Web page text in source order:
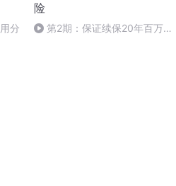
分
险
第2期：保证续保20年百万医